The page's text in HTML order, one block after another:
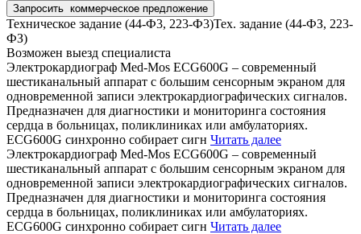
Запросить коммерческое предложение
Техническое задание (44-Ф3, 223-Ф3)Тех. задание (44-ФЗ, 223-
ФЗ)
Возможен выезд специалиста
Электрокардиограф Med-Mos ECG600G – современный
шестиканальный аппарат с большим сенсорным экраном для
одновременной записи электрокардиографических сигналов.
Предназначен для диагностики и мониторинга состояния
сердца в больницах, поликлиниках или амбулаториях.
ECG600G синхронно собирает сигн Читать далее
Электрокардиограф Med-Mos ECG600G – современный
шестиканальный аппарат с большим сенсорным экраном для
одновременной записи электрокардиографических сигналов.
Предназначен для диагностики и мониторинга состояния
сердца в больницах, поликлиниках или амбулаториях.
ECG600G синхронно собирает сигн Читать далее